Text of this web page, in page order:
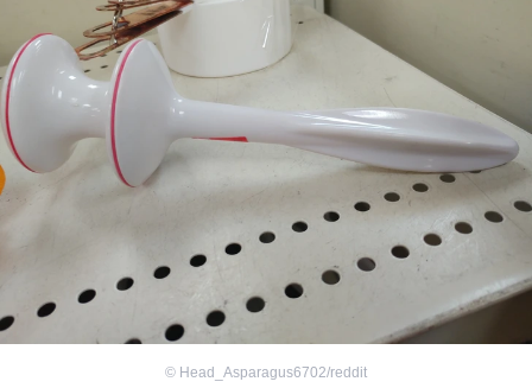
© Head_Asparagus6702/reddit